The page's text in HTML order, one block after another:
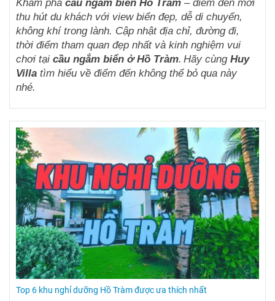
Khám phá cầu ngắm biển Hồ Tràm – điểm đến mới
thu hút du khách với view biển đẹp, dễ di chuyển,
không khí trong lành. Cập nhật địa chỉ, đường đi,
thời điểm tham quan đẹp nhất và kinh nghiệm vui
chơi tại cầu ngắm biển ở Hồ Tràm. Hãy cùng Huy
Villa tìm hiểu về điểm đến không thể bỏ qua này
nhé.
Top 6 khu nghỉ dưỡng Hồ Tràm được ưa thích nhất